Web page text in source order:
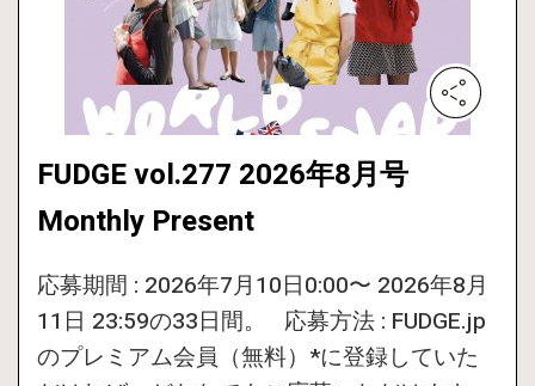
FUDGE vol.277 2026年8月号
Monthly Present
応募期間 : 2026年7月10日0:00〜 2026年8月
11日 23:59の33日間。 応募方法 : FUDGE.jp
のプレミアム会員（無料）*に登録していた